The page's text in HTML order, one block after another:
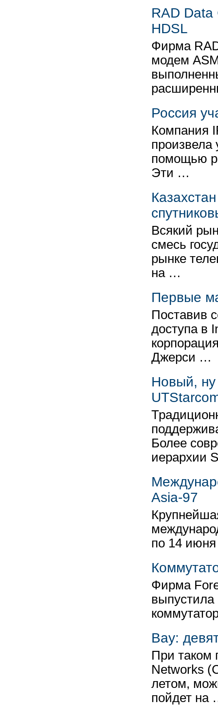
RAD Data
HDSL
Фирма
модем
Россия
Компания
произвела
помощью
Эти …
Всякий
смесь
рынке
на …
Первые
Поставив
доступа в
Джерси …
Новый,
Более
иерархии
Asia-97
по 14
Фирма
Bay:
При таком
Networks
летом,
пойдет на